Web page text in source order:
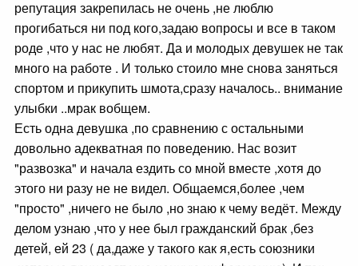
репутация закрепилась не очень ,не люблю
прогибаться ни под кого,задаю вопросы и все в таком
роде ,что у нас не любят. Да и молодых девушек не так
много на работе . И только стоило мне снова заняться
спортом и прикупить шмота,сразу началось.. внимание
улыбки ..мрак вобщем.
Есть одна девушка ,по сравнению с остальными
довольно адекватная по поведению. Нас возит
"развозка" и начала ездить со мной вместе ,хотя до
этого ни разу не не видел. Общаемся,более ,чем
"просто" ,ничего не было ,но знаю к чему ведёт. Между
делом узнаю ,что у нее был гражданский брак ,без
детей, ей 23 ( да,даже у такого как я,есть союзники